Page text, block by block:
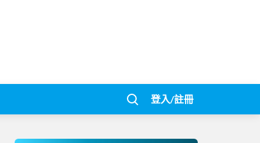
登入/註冊